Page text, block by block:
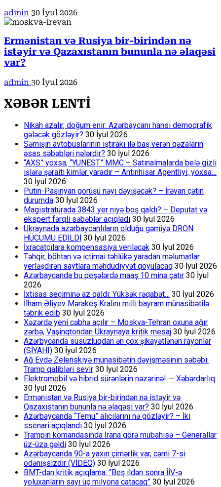
admin 30 İyul 2026
Ermənistan və Rusiya bir-birindən nə
istəyir və Qazaxıstanın bununla nə əlaqəsi
var?
admin 30 İyul 2026
XƏBƏR LENTİ
Nikah azalır, doğum enir: Azərbaycanı hansı demoqrafik
gələcək gözləyir? 30 İyul 2026
Sərnişin avtobuslarının iştirakı ilə baş verən qəzaların
əsas səbəbləri nələrdir? 30 İyul 2026
“AXS” yoxsa, “YUNEST” MMC – Satınalmalarda belə gizli
işlərə şəraiti kimlər yaradır – Antinhisar Agentliyi, yoxsa…
30 İyul 2026
Putin-Paşinyan görüşü nəyi dəyişəcək? – İrəvan çətin
durumda 30 İyul 2026
Magistraturada 3843 yer niyə boş qaldı? – Deputat və
ekspert fərqli səbəblər açıqladı 30 İyul 2026
Ukraynada azərbaycanlıların olduğu gəmiyə DRON
HÜCUMU EDİLDİ 30 İyul 2026
İxracatçılara kompensasiya veriləcək 30 İyul 2026
Təhqir, böhtan və ictimai təhlükə yaradan məlumatlar
yerləşdirən saytlara məhdudiyyət qoyulacaq 30 İyul 2026
Azərbaycanda bu peşələrdə maaş 10 minə çatır 30 İyul
2026
İxtisas seçiminə az qaldı: Yüksək rəqabət… 30 İyul 2026
İlham Əliyev Mərakeş Kralını milli bayram münasibətilə
təbrik edib 30 İyul 2026
Xəzərdə yeni cəbhə açılır – Moskva-Tehran oxuna ağır
zərbə, Vaşinqtondan Ukraynaya kritik mesaj 30 İyul 2026
Azərbycanda susuzluqdan ən çox şikayətlənən rayonlar
(SİYAHI) 30 İyul 2026
Ağ Evdə Zelenskiyə münasibətin dəyişməsinin səbəbi:
Tramp qalibləri sevir 30 İyul 2026
Elektromobil və hibrid sürənlərin nəzərinə! — Xəbərdarlıq
30 İyul 2026
Ermənistan və Rusiya bir-birindən nə istəyir və
Qazaxıstanın bununla nə əlaqəsi var? 30 İyul 2026
Azərbaycanda “Temu” alıcılarını nə gözləyir? – İki
ssenari açıqlandı 30 İyul 2026
Trampın komandasında İrana görə mübahisə – Generallar
üz-üzə gəldi 30 İyul 2026
Azərbaycanda 90-a yaxın çimərlik var, cəmi 7-si
ödənişsizdir (VİDEO) 30 İyul 2026
BMT-dən kritik açıqlama: “Beş ildən sonra İİV-ə
yoluxanların sayı üç milyona çatacaq” 30 İyul 2026